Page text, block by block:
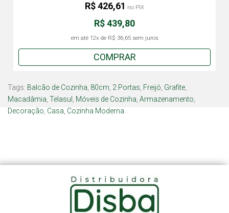
R$ 439,80
em até 12x de R$ 36,65sem juros
R$ 426,61 no PIX
COMPRAR
Tags: Balcão de Cozinha 80cm 2 Portas Freijó Grafite
Macadâmia Telasul Móveis de Cozinha Armazenamento
Decoração Casa Cozinha Moderna.